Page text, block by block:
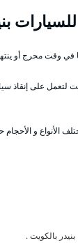
في وقت محرج أو
لتعمل على إنقاذ
الأنواع و